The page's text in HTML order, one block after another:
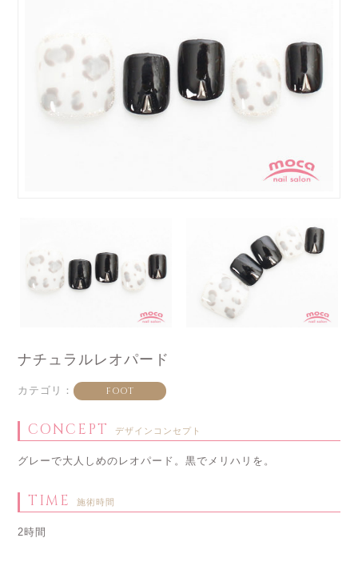
ナチュラルレオパード
カテゴリ： FOOT
CONCEPT デザインコンセプト
グレーで大人しめのレオパード。黒でメリハリを。
TIME 施術時間
2時間